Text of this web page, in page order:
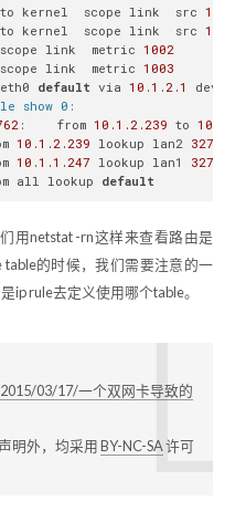
kernel  scope link  src 10.1
kernel  scope link  src 10.1
link  metric 1002
link  metric 1003
default via 10.1 .2 .1
dev
show 0:
:    from 10.1 .2 .239 to 10.1
10.1 .2 .239 lookup lan2 32764
10.1 .1 .247 lookup lan1 32766
all lookup default
用netstat -rn这样来查看路由是
的时候，我们需要注意的一
ip rule去定义使用哪个table。
03/17/一个双网卡导致的
明外，均采用BY-NC-SA许可